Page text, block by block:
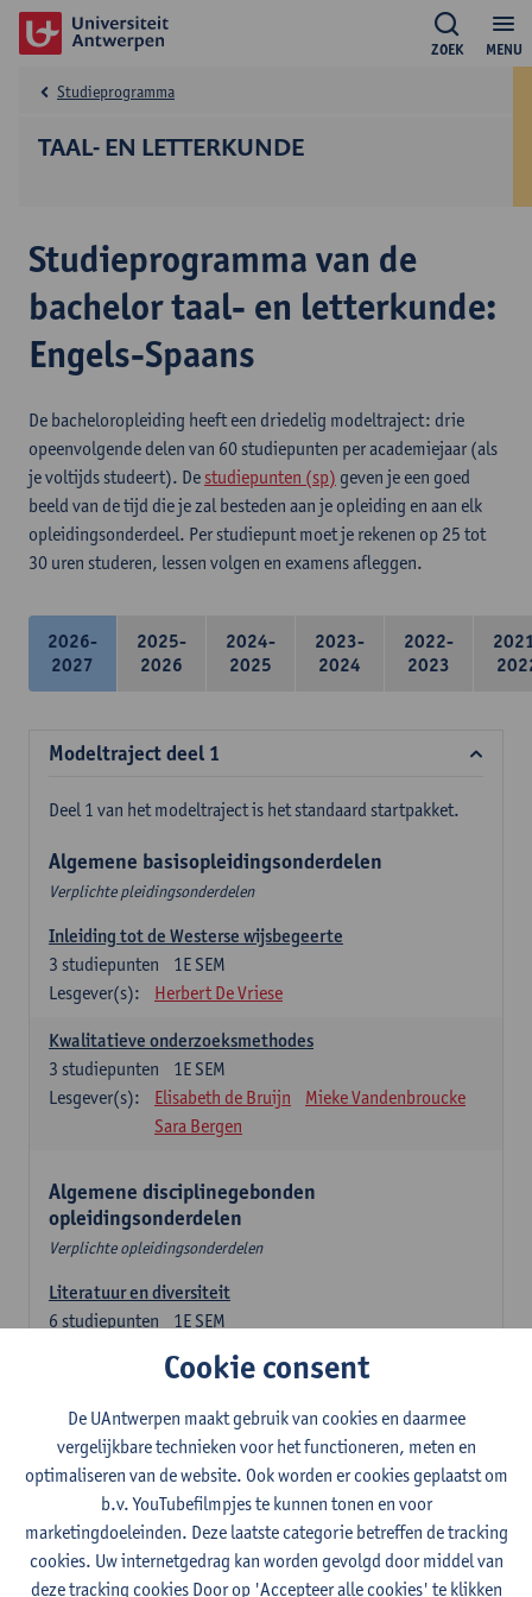
MENU
ZOEK
TAAL- EN LETTERKUNDE
Studieprogramma
Studieprogramma van de
bachelor taal- en letterkunde:
Engels-Spaans
De bacheloropleiding heeft een driedelig modeltraject: drie
opeenvolgende delen van 60 studiepunten per academiejaar (als
je voltijds studeert). De studiepunten (sp) geven je een goed
beeld van de tijd die je zal besteden aan je opleiding en aan elk
opleidingsonderdeel. Per studiepunt moet je rekenen op 25 tot
30 uren studeren, lessen volgen en examens afleggen.
2026-
2027
2025-
2026
2024-
2025
2023-
2024
2022-
2023
Modeltraject deel 1
Deel 1 van het modeltraject is het standaard startpakket.
Algemene basisopleidingsonderdelen
Verplichte pleidingsonderdelen
Inleiding tot de Westerse wijsbegeerte
1E SEM
3 studiepunten
Lesgever(s):
Herbert De Vriese
Kwalitatieve onderzoeksmethodes
1E SEM
3 studiepunten
Lesgever(s):
Elisabeth de Bruijn
Mieke Vandenbroucke
Sara Bergen
Algemene disciplinegebonden
opleidingsonderdelen
Verplichte opleidingsonderdelen
Literatuur en diversiteit
1E SEM
6 studiepunten
Remco Sleiderink
2E SEM
studiepunten
Lesgever(s):
Astrid De Wit Peter Petré
Engels: verplichte opleidingsonderdelen
Engels: taalbeheersing 1
Cookie consent
De UAntwerpen maakt gebruik van cookies en daarmee
vergelijkbare technieken voor het functioneren, meten en
optimaliseren van de website. Ook worden er cookies geplaatst om
b.v. YouTubefilmpjes te kunnen tonen en voor
marketingdoeleinden. Deze laatste categorie betreffen de tracking
cookies. Uw internetgedrag kan worden gevolgd door middel van
deze tracking cookies Door op 'Accepteer alle cookies' te klikken